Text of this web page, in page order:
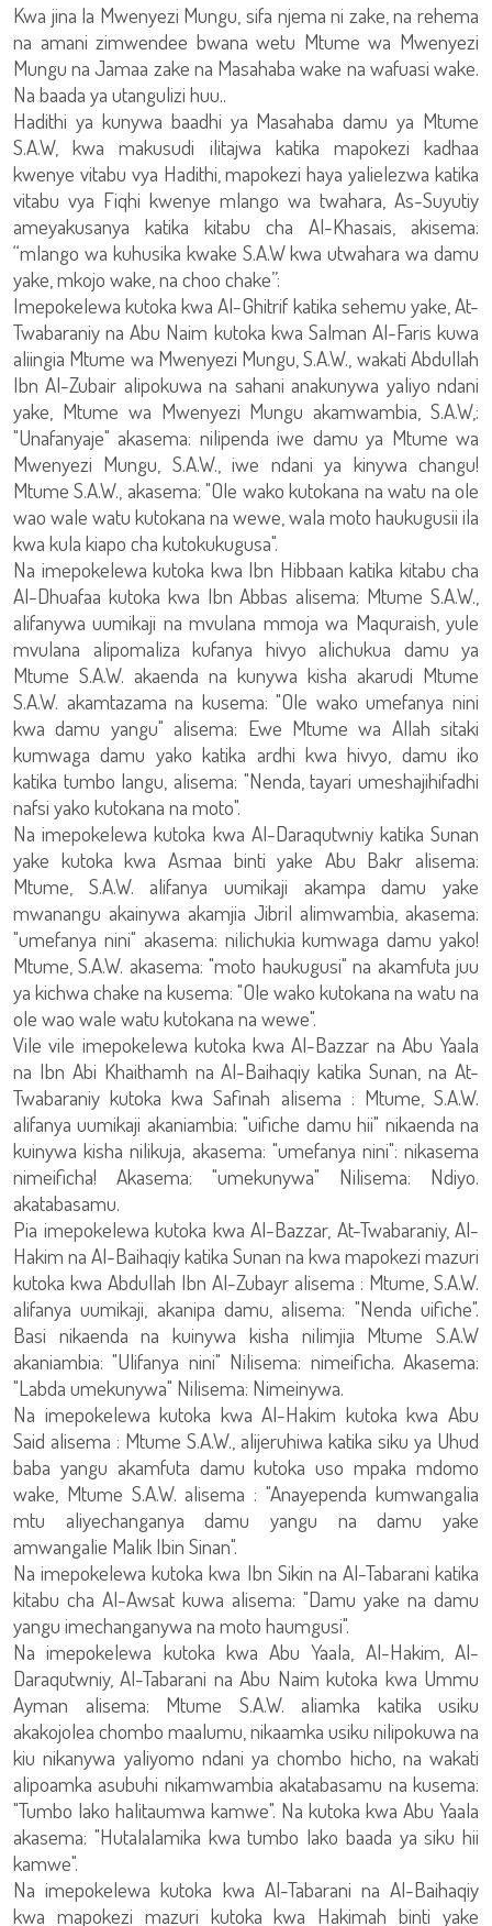
Kwa jina la Mwenyezi Mungu, sifa njema ni zake, na rehema
na amani zimwendee bwana wetu Mtume wa Mwenyezi
Mungu na Jamaa zake na Masahaba wake na wafuasi wake.
Na baada ya utangulizi huu..
Hadithi ya kunywa baadhi ya Masahaba damu ya Mtume
S.A.W, kwa makusudi ilitajwa katika mapokezi kadhaa
kwenye vitabu vya Hadithi, mapokezi haya yalielezwa katika
vitabu vya Fiqhi kwenye mlango wa twahara, As-Suyutiy
ameyakusanya katika kitabu cha Al-Khasais, akisema:
“mlango wa kuhusika kwake S.A.W kwa utwahara wa damu
yake, mkojo wake, na choo chake”:
Imepokelewa kutoka kwa Al-Ghitrif katika sehemu yake, At-
Twabaraniy na Abu Naim kutoka kwa Salman Al-Faris kuwa
aliingia Mtume wa Mwenyezi Mungu, S.A.W., wakati Abdullah
Ibn Al-Zubair alipokuwa na sahani anakunywa yaliyo ndani
yake, Mtume wa Mwenyezi Mungu akamwambia, S.A.W,:
"Unafanyaje" akasema: nilipenda iwe damu ya Mtume wa
Mwenyezi Mungu, S.A.W., iwe ndani ya kinywa changu!
Mtume S.A.W., akasema: "Ole wako kutokana na watu na ole
wao wale watu kutokana na wewe, wala moto haukugusii ila
kwa kula kiapo cha kutokukugusa".
Na imepokelewa kutoka kwa Ibn Hibbaan katika kitabu cha
Al-Dhuafaa kutoka kwa Ibn Abbas alisema: Mtume S.A.W.,
alifanywa uumikaji na mvulana mmoja wa Maquraish, yule
mvulana alipomaliza kufanya hivyo alichukua damu ya
Mtume S.A.W. akaenda na kunywa kisha akarudi Mtume
S.A.W. akamtazama na kusema: "Ole wako umefanya nini
kwa damu yangu" alisema: Ewe Mtume wa Allah sitaki
kumwaga damu yako katika ardhi kwa hivyo, damu iko
katika tumbo langu, alisema: "Nenda, tayari umeshajihifadhi
nafsi yako kutokana na moto".
Na imepokelewa kutoka kwa Al-Daraqutwniy katika Sunan
yake kutoka kwa Asmaa binti yake Abu Bakr alisema:
Mtume, S.A.W. alifanya uumikaji akampa damu yake
mwanangu akainywa akamjia Jibril alimwambia, akasema:
"umefanya nini" akasema: nilichukia kumwaga damu yako!
Mtume, S.A.W. akasema: "moto haukugusi" na akamfuta juu
ya kichwa chake na kusema: "Ole wako kutokana na watu na
ole wao wale watu kutokana na wewe".
Vile vile imepokelewa kutoka kwa Al-Bazzar na Abu Yaala
na Ibn Abi Khaithamh na Al-Baihaqiy katika Sunan, na At-
Twabaraniy kutoka kwa Safinah alisema : Mtume, S.A.W.
alifanya uumikaji akaniambia: "uifiche damu hii" nikaenda na
kuinywa kisha nilikuja, akasema: "umefanya nini": nikasema
nimeificha! Akasema: "umekunywa" Nilisema: Ndiyo.
akatabasamu.
Pia imepokelewa kutoka kwa Al-Bazzar, At-Twabaraniy, Al-
Hakim na Al-Baihaqiy katika Sunan na kwa mapokezi mazuri
kutoka kwa Abdullah Ibn Al-Zubayr alisema : Mtume, S.A.W.
alifanya uumikaji, akanipa damu, alisema: "Nenda uifiche".
Basi nikaenda na kuinywa kisha nilimjia Mtume S.A.W
akaniambia: "Ulifanya nini" Nilisema: nimeificha. Akasema:
"Labda umekunywa" Nilisema: Nimeinywa.
Na imepokelewa kutoka kwa Al-Hakim kutoka kwa Abu
Said alisema : Mtume S.A.W., alijeruhiwa katika siku ya Uhud
baba yangu akamfuta damu kutoka uso mpaka mdomo
wake, Mtume S.A.W. alisema : "Anayependa kumwangalia
mtu aliyechanganya damu yangu na damu yake
amwangalie Malik Ibin Sinan".
Na imepokelewa kutoka kwa Ibn Sikin na Al-Tabarani katika
kitabu cha Al-Awsat kuwa alisema: "Damu yake na damu
yangu imechanganywa na moto haumgusi".
Na imepokelewa kutoka kwa Abu Yaala, Al-Hakim, Al-
Daraqutwniy, Al-Tabarani na Abu Naim kutoka kwa Ummu
Ayman alisema: Mtume S.A.W. aliamka katika usiku
akakojolea chombo maalumu, nikaamka usiku nilipokuwa na
kiu nikanywa yaliyomo ndani ya chombo hicho, na wakati
alipoamka asubuhi nikamwambia akatabasamu na kusema:
"Tumbo lako halitaumwa kamwe". Na kutoka kwa Abu Yaala
akasema: "Hutalalamika kwa tumbo lako baada ya siku hii
kamwe".
Na imepokelewa kutoka kwa Al-Tabarani na Al-Baihaqiy
kwa mapokezi mazuri kutoka kwa Hakimah binti yake